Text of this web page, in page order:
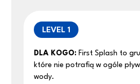
LEVEL 1
DLA KOGO: First Splash to
które nie potrafią w ogóle
wody.